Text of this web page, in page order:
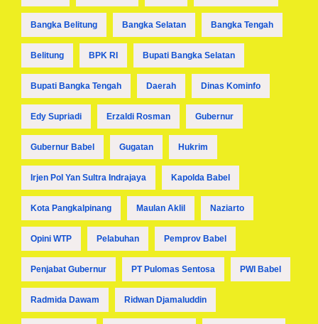
Bangka Belitung Bangka Selatan Bangka Tengah
Belitung BPK RI Bupati Bangka Selatan
Bupati Bangka Tengah Daerah Dinas Kominfo
Edy Supriadi Erzaldi Rosman Gubernur
Gubernur Babel Gugatan Hukrim
Irjen Pol Yan Sultra Indrajaya Kapolda Babel
Kota Pangkalpinang Maulan Aklil Naziarto
Opini WTP Pelabuhan Pemprov Babel
Penjabat Gubernur PT Pulomas Sentosa PWI Babel
Radmida Dawam Ridwan Djamaluddin